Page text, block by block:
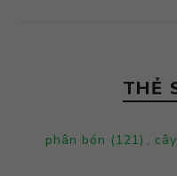
THẺ
phân bón (121) ,